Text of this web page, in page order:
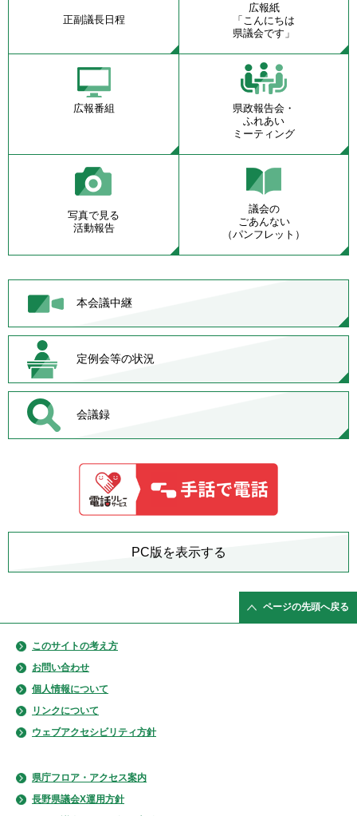
正副議長日程
広報紙
「こんにちは
県議会です」
広報番組
県政報告会・
ふれあい
ミーティング
写真で見る
活動報告
議会の
ごあんない
（パンフレット）
本会議中継
定例会等の状況
会議録
PC版を表示する
ページの先頭へ戻る
このサイトの考え方
お問い合わせ
個人情報について
リンクについて
ウェブアクセシビリティ方針
県庁フロア・アクセス案内
長野県議会X運用方針